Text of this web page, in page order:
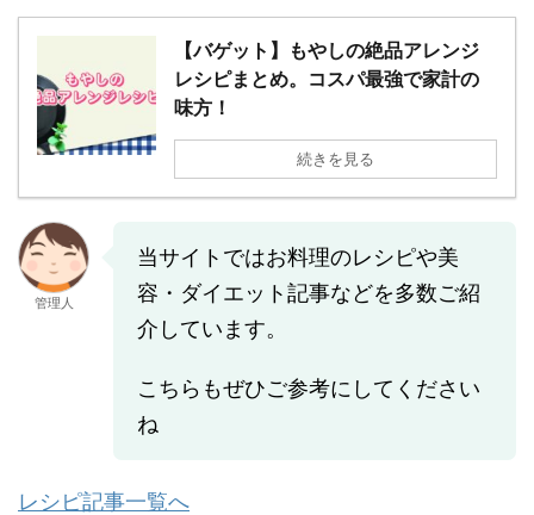
【バゲット】もやしの絶品アレンジ
レシピまとめ。コスパ最強で家計の
味方！
続きを見る
管理人
当サイトではお料理のレシピや美
容・ダイエット記事などを多数ご紹
介しています。
こちらもぜひご参考にしてください
ね
レシピ記事一覧へ